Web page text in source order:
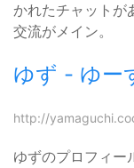
かれたチャットが
交流がメイン。
ゆず - ゆー
http://
ゆずのプロフィー